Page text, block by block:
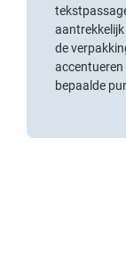
de
bepaalde